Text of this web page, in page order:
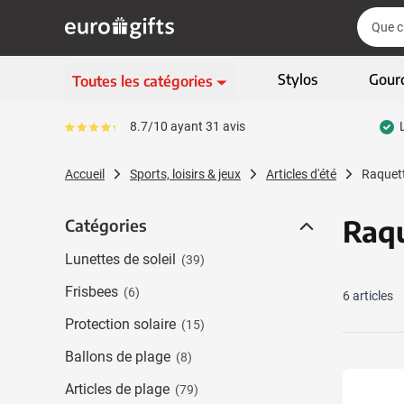
Chercher
Toutes les catégories
Ecriture
Afficher le sous-
Articles écologiques
Afficher le sous-
High-tech & multimédia
Entreprises & bureau
Sports, loisirs & jeux
Afficher le sous-
Stylos
Le pourcentage moyen d'avis est de 87
8.7/10 ayant 31 avis
Accueil Sports, loisirs & jeux Articles d'été
Catégories
Catégories
Lunettes de soleil (39)
Frisbees (6)
Protection solaire (15)
Ballons de plage (8)
Articles de plage (79)
6articles